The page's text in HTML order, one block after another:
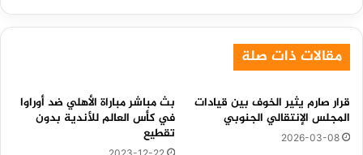
مقالات ذات صلة
قرار صارم يثير الخوف بين قيادات
المجلس الإنتقالي الجنوبي
2026-03-08
بث مباشر مباراة الأهلي ضد أوراوا
في كأس العالم للأندية بدون
تقطيع
2023-12-22